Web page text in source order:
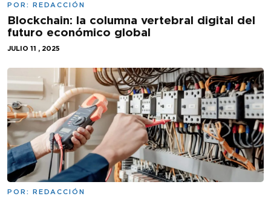
POR: REDACCIÓN
Blockchain: la columna vertebral digital del
futuro económico global
JULIO 11 , 2025
POR: REDACCIÓN